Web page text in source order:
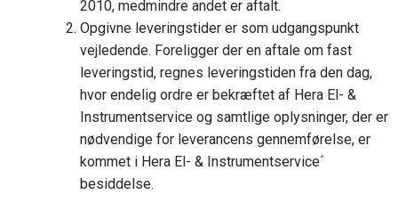
2010, medmindre andet er aftalt.
Opgivne leveringstider er som udgangspunkt
vejledende. Foreligger der en aftale om fast
leveringstid, regnes leveringstiden fra den dag,
hvor endelig ordre er bekræftet af Hera El- &
Instrumentservice og samtlige oplysninger, der er
nødvendige for leverancens gennemførelse, er
kommet i Hera El- & Instrumentservice´
besiddelse.